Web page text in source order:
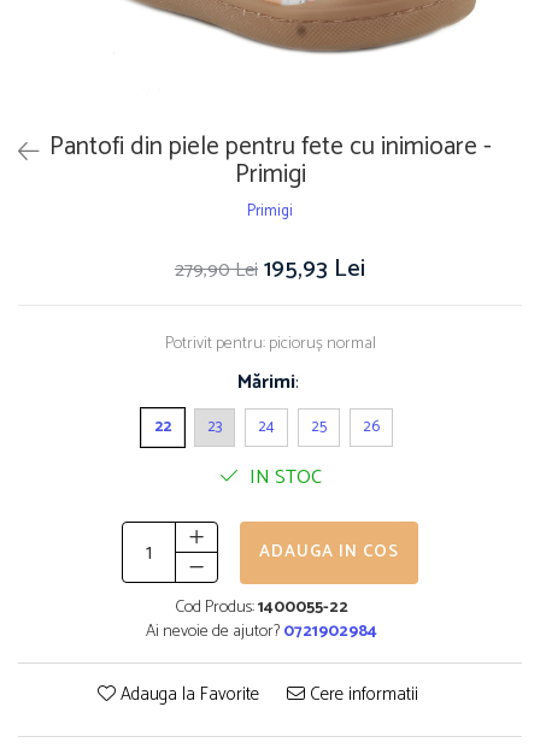
Pantofi din piele pentru fete cu inimioare -
Primigi
Primigi
279,90 Lei195,93 Lei
Potrivit pentru: picioruș normal
Mărimi:
22 23 24 25 26
IN STOC
ADAUGA IN COS
Cod Produs:1400055-22
Ai nevoie de ajutor?0721902984
Adauga la Favorite Cere informatii